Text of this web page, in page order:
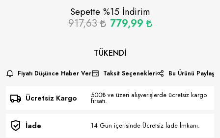
Sepette %15İndirim
917,63 779,99
TÜKENDI
Fiyatı Düşünce Haber Ver Taksit Seçenekleri Bu Ürünü Paylaş
Ücretsiz Kargo 500₺ ve üzeri alışverişlerde ücretsiz kargo
fırsatı.
İade 14 Gün içerisinde Ücretsiz İade İmkanı.